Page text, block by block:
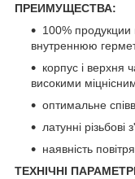
ПРЕИМУЩЕСТВА:
100%
внутреннюю
корпус і верхня
високими
оптимальне
латунні різьбові
наявність
ТЕХНІЧНІ